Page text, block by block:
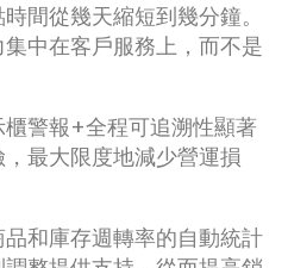
間從幾天縮短到幾分鐘。
中在客戶服務上，而不是
警報+全程可追溯性顯著
最大限度地減少營運損
和庫存週轉率的自動統計